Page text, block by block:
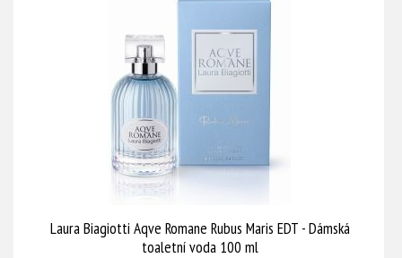
Laura Biagiotti Aqve Romane Rubus Maris EDT - Dámská
toaletní voda 100 ml